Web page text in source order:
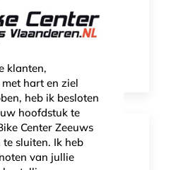
klanten,
hart en ziel
heb ik besloten
hoofdstuk te
Center Zeeuws
sluiten. Ik heb
van jullie
SPLINE 35